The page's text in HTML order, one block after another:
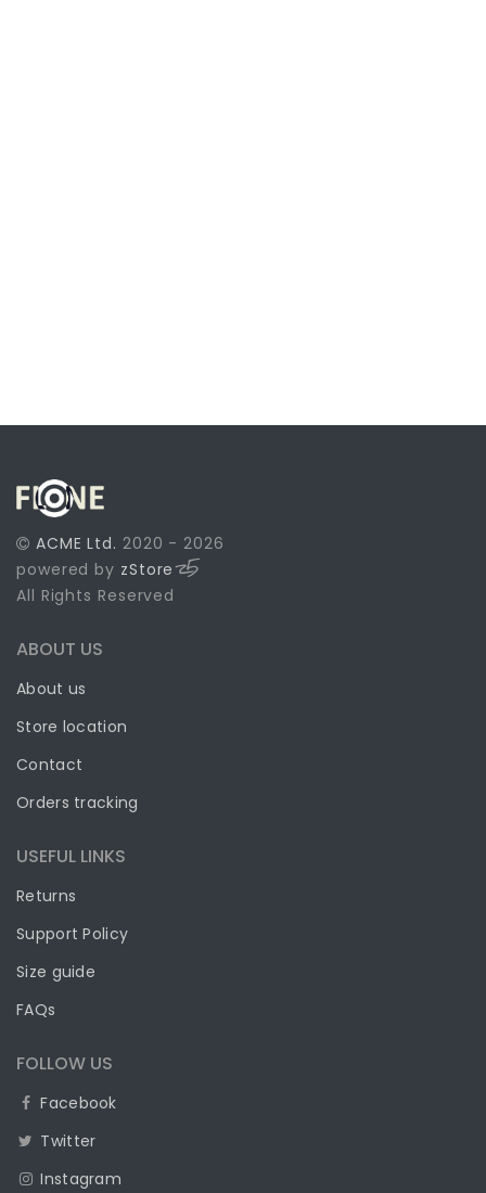
ACME Ltd. 2020 - 2026
powered by zStore
All Rights Reserved
ABOUT US
About us
Store location
Contact
Orders tracking
USEFUL LINKS
Returns
Support Policy
Size guide
FAQs
FOLLOW US
Facebook
Twitter
Instagram